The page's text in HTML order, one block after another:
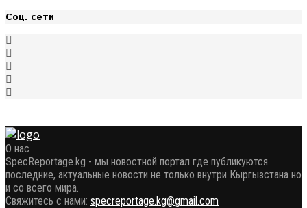
Соц. сети
О нас
SpecReportage.kg - мы новостной портал где публикуются
последние, актуальные новости не только внутри Кыргызстана но
и со всего мира.
Свяжитесь с нами: specreportage.kg@gmail.com